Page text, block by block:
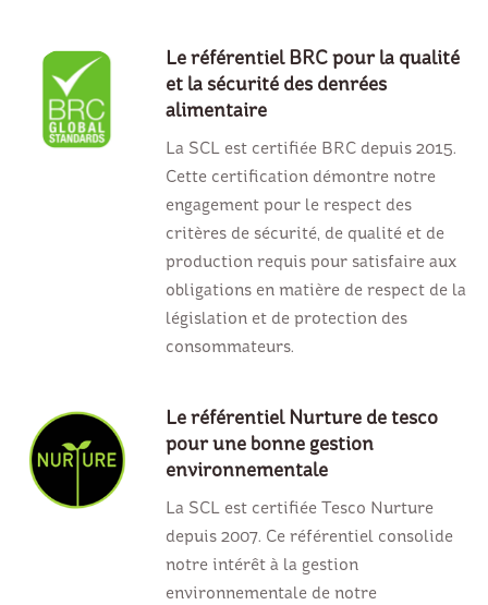
Le référentiel BRC pour la qualité
et la sécurité des denrées
alimentaire
La SCL est certifiée BRC depuis 2015.
Cette certification démontre notre
engagement pour le respect des
critères de sécurité, de qualité et de
production requis pour satisfaire aux
obligations en matière de respect de la
législation et de protection des
consommateurs.
Le référentiel Nurture de tesco
pour une bonne gestion
environnementale
La SCL est certifiée Tesco Nurture
depuis 2007. Ce référentiel consolide
notre intérêt à la gestion
environnementale de notre